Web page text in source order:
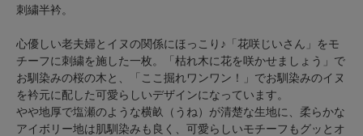
刺繍半衿。
心優しい老夫婦とイヌの関係にほっこり♪「花咲じいさん」をモ
チーフに刺繍を施した一枚。「枯れ木に花を咲かせましょう」で
お馴染みの桜の木と、「ここ掘れワンワン！」でお馴染みのイヌ
を衿元に配した可愛らしいデザインになっています。
やや地厚で塩瀬のような横畝（うね）が清楚な生地に、柔らかな
アイボリー地は肌馴染みも良く、可愛らしいモチーフもグッとオ